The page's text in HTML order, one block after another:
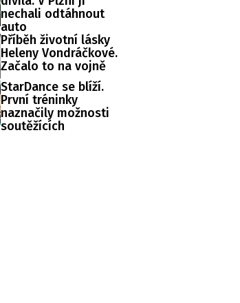
nechali odtáhnout
auto
Příběh životní lásky
Heleny Vondráčkové.
Začalo to na vojně
StarDance se blíží.
První tréninky
naznačily možnosti
soutěžících